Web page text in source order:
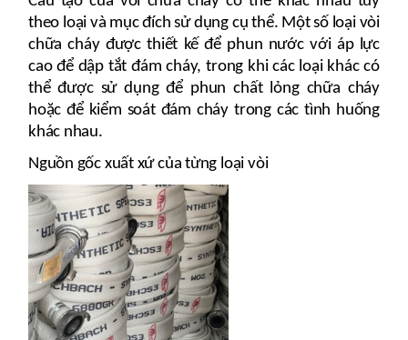
theo loại và mục đích sử dụng cụ thể. Một số loại vòi
chữa cháy được thiết kế để phun nước với áp lực
cao để dập tắt đám cháy, trong khi các loại khác có
thể được sử dụng để phun chất lỏng chữa cháy
hoặc để kiểm soát đám cháy trong các tình huống
khác nhau.
Nguồn gốc xuất xứ của từng loại vòi